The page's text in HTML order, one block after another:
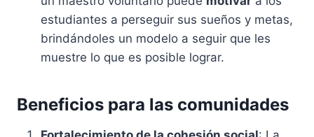
estudiantes a perseguir sus sueños y metas,
brindándoles un modelo a seguir que les
muestre lo que es posible lograr.
Beneficios para las comunidades